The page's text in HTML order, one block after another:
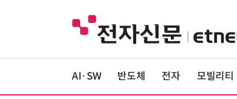
AI·SW 반도체 전자 모빌리티